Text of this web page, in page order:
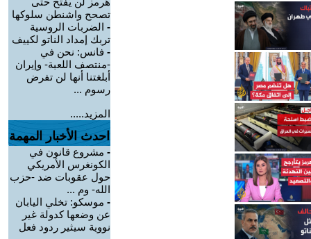
تصحح واشنطن سلوكها
- الضربات الروسية
تربك إمداد الناتو لكييف
- فانس: نحن في
-منتصف اللعبة- وإيران
أبلغتنا أنها لن تفرض
رسوم ...
المزيد.....
احدث الأخبار المهمة
- مشروع قانون في
الكونغرس الأمريكي
حول عقوبات ضد -حزب
الله- وم ...
- موسكو: تخلي اليابان
عن وضعها كدولة غير
نووية سيثير ردود فعل